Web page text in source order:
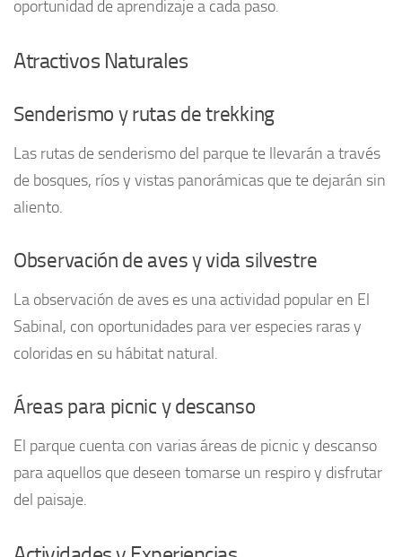
oportunidad de aprendizaje a cada paso.
Atractivos Naturales
Senderismo y rutas de trekking
Las rutas de senderismo del parque te llevarán a través
de bosques, ríos y vistas panorámicas que te dejarán sin
aliento.
Observación de aves y vida silvestre
La observación de aves es una actividad popular en El
Sabinal, con oportunidades para ver especies raras y
coloridas en su hábitat natural.
Áreas para picnic y descanso
El parque cuenta con varias áreas de picnic y descanso
para aquellos que deseen tomarse un respiro y disfrutar
del paisaje.